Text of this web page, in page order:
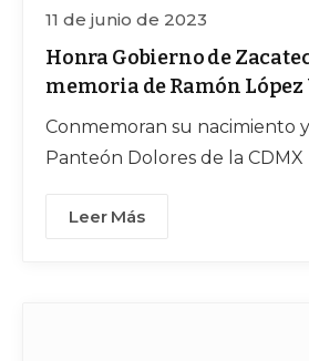
11 de junio de 2023
Honra Gobierno de
memoria de Ramón
Conmemoran su nacimiento
Panteón Dolores de la CDMX
Leer Más